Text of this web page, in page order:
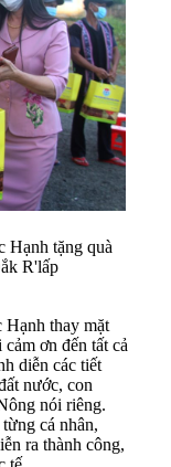
tặng quà
R'lấp
thay mặt
ơn đến tất cả
diễn các tiết
nước, con
nói riêng.
cá nhân,
ra thành công,